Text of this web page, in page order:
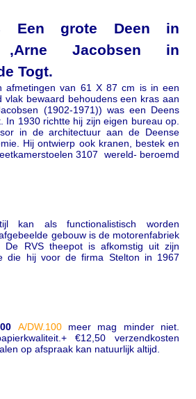
Een grote Deen in
,Arne Jacobsen in
Togt.
afmetingen van 61 X 87 cm is in een
vlak bewaard behoudens een kras aan
(1902-1971)) was een Deens
In 1930 richtte hij zijn eigen bureau op.
in de architectuur aan de Deense
Hij ontwierp ook kranen, bestek en
3107 wereld- beroemd
kan als functionalistisch worden
gebouw is de motorenfabriek
RVS theepot is afkomstig uit zijn
die hij voor de firma Stelton in 1967
A/DW.100 meer mag minder niet.
€12,50 verzendkosten
op afspraak kan natuurlijk altijd.